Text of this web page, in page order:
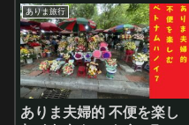
ありま旅行
ありま夫婦的 不便を楽し